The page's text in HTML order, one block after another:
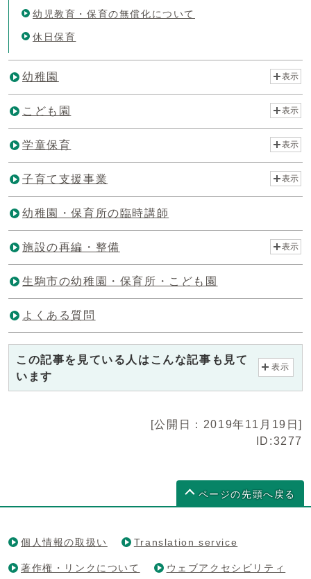
幼児教育・保育の無償化について
休日保育
幼稚園 表示
こども園 表示
学童保育 表示
子育て支援事業 表示
幼稚園・保育所の臨時講師
施設の再編・整備 表示
生駒市の幼稚園・保育所・こども園
よくある質問
この記事を見ている人はこんな記事も見て
います
表示
[公開日：2019年11月19日]
ID:3277
ページの先頭へ戻る
個人情報の取扱い Translation service
著作権・リンクについて ウェブアクセシビリティ